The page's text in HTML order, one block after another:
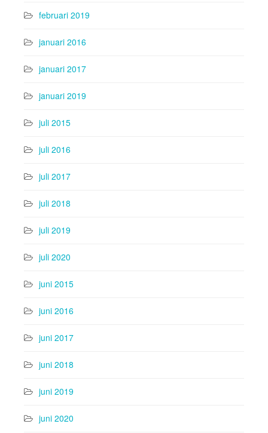
februari 2019
januari 2016
januari 2017
januari 2019
juli 2015
juli 2016
juli 2017
juli 2018
juli 2019
juli 2020
juni 2015
juni 2016
juni 2017
juni 2018
juni 2019
juni 2020